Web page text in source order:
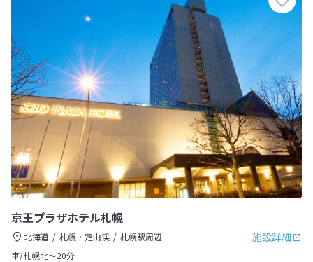
京王プラザホテル札幌
施設詳細
北海道 札幌・定山渓
札幌駅周辺
車/札幌北～20分